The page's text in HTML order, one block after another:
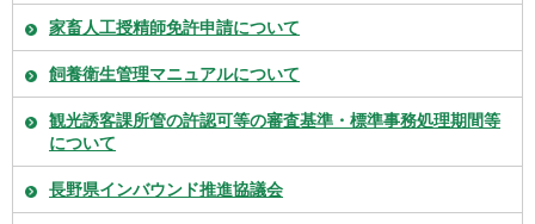
家畜人工授精師免許申請について
飼養衛生管理マニュアルについて
観光誘客課所管の許認可等の審査基準・標準事務処理期間等
について
長野県インバウンド推進協議会